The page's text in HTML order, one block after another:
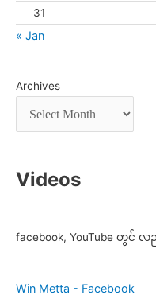
31
« Jan
Archives
Videos
facebook, YouTube တွင်
Win Metta - Facebook